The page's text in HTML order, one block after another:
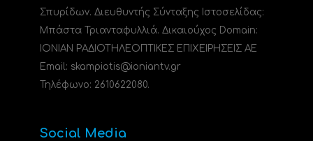
Σπυρίδων. Διευθυντής Σύνταξης Ιστοσελίδας:
Μπάστα Τριανταφυλλιά. Δικαιούχος Domain:
ΙΟΝΙΑΝ ΡΑΔΙΟΤΗΛΕΟΠΤΙΚΕΣ ΕΠΙΧΕΙΡΗΣΕΙΣ ΑΕ
Email: skampiotis@ioniantv.gr
Τηλέφωνο: 2610622080.
Social Media